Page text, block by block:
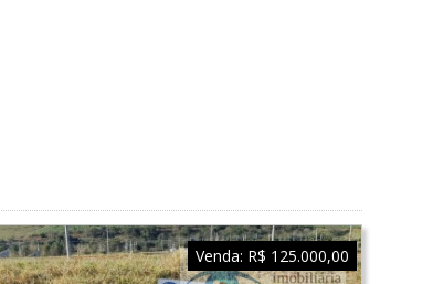
Venda: R$ 125.000,00